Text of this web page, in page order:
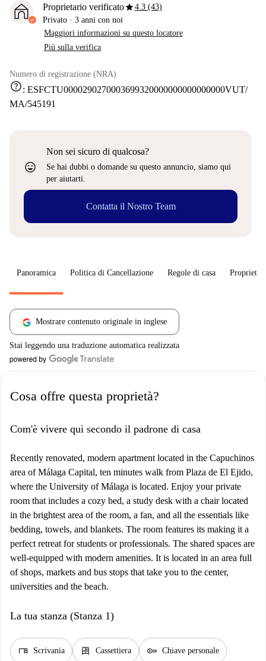
Proprietario verificatostar4.3 (43)
Privato · 3 anni con noi
Maggiori informazioni su questo locatore
Più sulla verifica
Numero di registrazione (NRA)
help: ESFCTU0000290270003699320000000000000000VUT/
MA/545191
sentiment_very_satisfied
Non sei sicuro di qualcosa?
Se hai dubbi o domande su questo annuncio, siamo qui
per aiutarti.
Contatta il Nostro Team
Panoramica Politica di Cancellazione Regole di casa
Mostrare contenuto originale in inglese
Stai leggendo una traduzione automatica realizzata
Cosa offre questa proprietà?
Com'è vivere qui secondo il padrone di casa
Recently renovated, modern apartment located in the Capuchinos
area of ​​Málaga Capital, ten minutes walk from Plaza de El Ejido,
where the University of Málaga is located. Enjoy your private
room that includes a cozy bed, a study desk with a chair located
in the brightest area of ​​the room, a fan, and all the essentials like
bedding, towels, and blankets. The room features its making it a
perfect retreat for students or professionals. The shared spaces are
well-equipped with modern amenities. It is located in an area full
of shops, markets and bus stops that take you to the center,
universities and the beach.
La tua stanza (Stanza 1)
desk Scrivania dresser Cassettiera key Chiave personale